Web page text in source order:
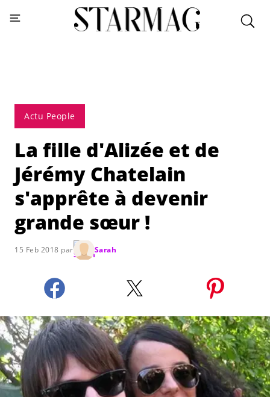
Actu People
La fille d'Alizée et de
Jérémy Chatelain
s'apprête à devenir
grande sœur !
15 Feb 2018 par Sarah